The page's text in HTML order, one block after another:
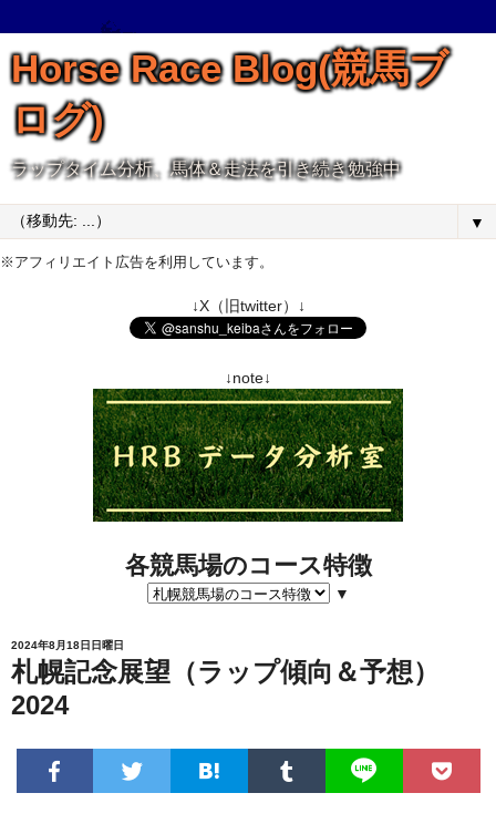
Horse Race Blog(競馬ブ
ログ)
ラップタイム分析、馬体＆走法を引き続き勉強中
▼
※アフィリエイト広告を利用しています。
↓X（旧twitter）↓
↓note↓
各競馬場のコース特徴
▼
2024年8月18日日曜日
札幌記念展望（ラップ傾向＆予想）
2024